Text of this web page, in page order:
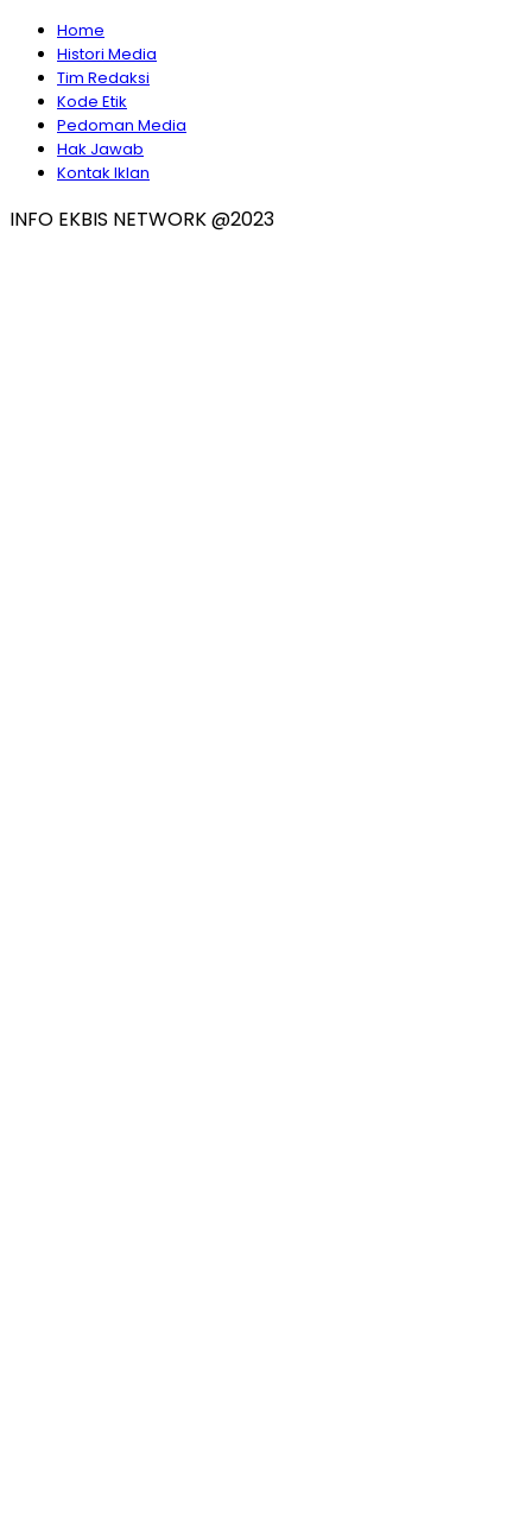
Home
Histori Media
Tim Redaksi
Kode Etik
Pedoman Media
Hak Jawab
Kontak Iklan
INFO EKBIS NETWORK @2023